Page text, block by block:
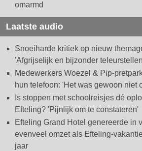
omarmd
Laatste audio
Snoeiharde kritiek op nieuw
'Afgrijselijk en bijzonder
Medewerkers Woezel & Pip-
hun telefoon: 'Het was gewoon niet
Is stoppen met schoolreisjes dé
Efteling? 'Pijnlijk om te constateren'
Efteling Grand Hotel genereerde in
evenveel omzet als Efteling-
jaar